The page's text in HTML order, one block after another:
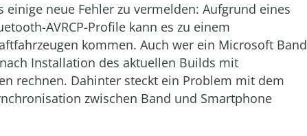
einige neue Fehler zu vermelden: Aufgrund eines
AVRCP-Profile kann es zu einem
kommen. Auch wer ein Microsoft Band
Installation des aktuellen Builds mit
rechnen. Dahinter steckt ein Problem mit dem
zwischen Band und Smartphone